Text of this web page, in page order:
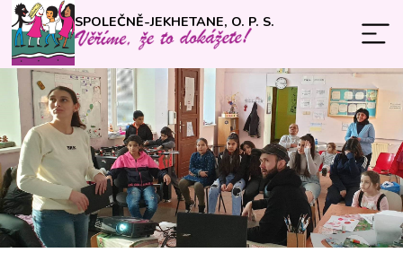
SPOLEČNĚ-JEKHETANE, O. P. S.